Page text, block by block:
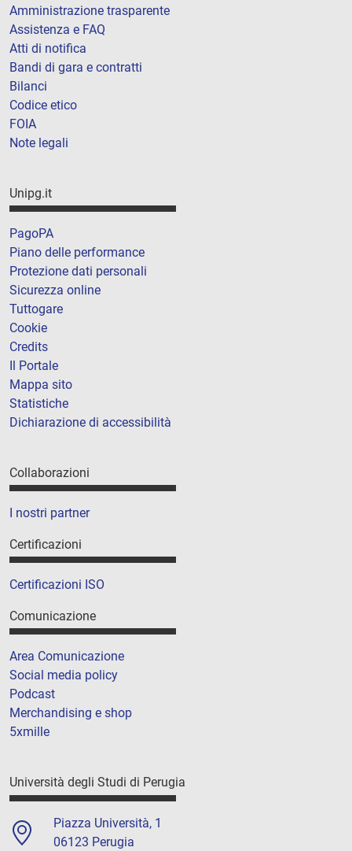
Amministrazione trasparente
Assistenza e FAQ
Atti di notifica
Bandi di gara e contratti
Bilanci
Codice etico
FOIA
Note legali
Unipg.it
PagoPA
Piano delle performance
Protezione dati personali
Sicurezza online
Tuttogare
Cookie
Credits
Il Portale
Mappa sito
Statistiche
Dichiarazione di accessibilità
Collaborazioni
I nostri partner
Certificazioni
Certificazioni ISO
Comunicazione
Area Comunicazione
Social media policy
Podcast
Merchandising e shop
5xmille
Università degli Studi di Perugia
Piazza Università, 1
06123 Perugia